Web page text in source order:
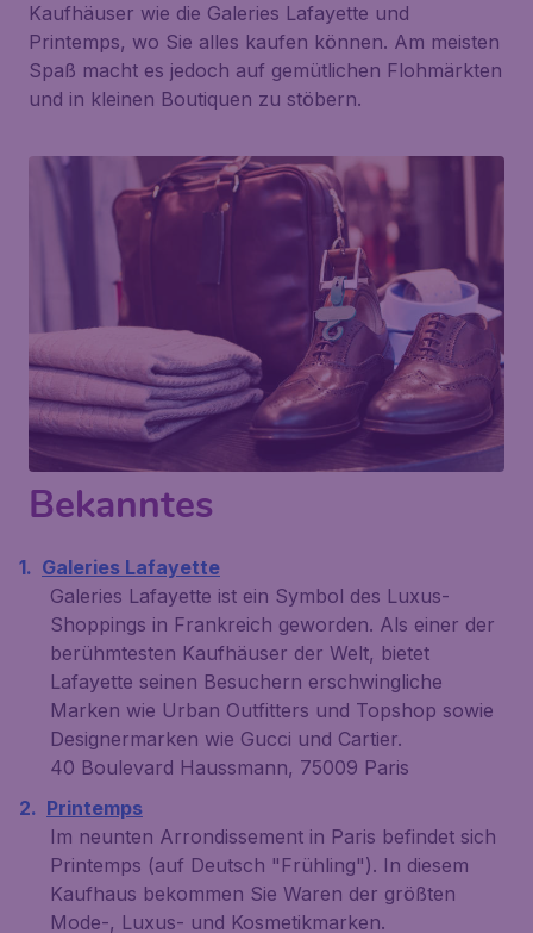
Kaufhäuser wie die Galeries Lafayette und
Printemps, wo Sie alles kaufen können. Am meisten
Spaß macht es jedoch auf gemütlichen Flohmärkten
und in kleinen Boutiquen zu stöbern.
Bekanntes
Galeries Lafayette
Galeries Lafayette ist ein Symbol des Luxus-
Shoppings in Frankreich geworden. Als einer der
berühmtesten Kaufhäuser der Welt, bietet
Lafayette seinen Besuchern erschwingliche
Marken wie Urban Outfitters und Topshop sowie
Designermarken wie Gucci und Cartier.
40 Boulevard Haussmann, 75009 Paris
Printemps
Im neunten Arrondissement in Paris befindet sich
Printemps (auf Deutsch "Frühling"). In diesem
Kaufhaus bekommen Sie Waren der größten
Mode-, Luxus- und Kosmetikmarken.